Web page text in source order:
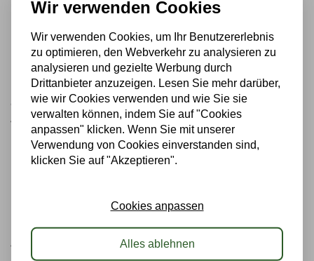
FILTERVLIES
Das Filtervlies verhindert, dass Substratpartikel in
die Sickerschicht geraten und Verstopfung
verursachen. Es ist wurzelresistent.
DACHGARTENSUBSTRAT
Eine 4 cm dicke Schicht von extensivem
Dachgartensubstrat verankert die Wurzeln der
Vegetation. Das Substrat enthält genügend
Wir verwenden Cookies
Wir verwenden Cookies, um Ihr Benutzererlebnis
zu optimieren, den Webverkehr zu analysieren zu
analysieren und gezielte Werbung durch
Drittanbieter anzuzeigen. Lesen Sie mehr darüber,
wie wir Cookies verwenden und wie Sie sie
verwalten können, indem Sie auf "Cookies
anpassen" klicken. Wenn Sie mit unserer
Verwendung von Cookies einverstanden sind,
klicken Sie auf "Akzeptieren".
Cookies anpassen
Alles ablehnen